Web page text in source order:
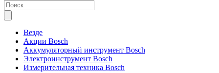
Везде
Акции Bosch
Аккумуляторный инструмент Bosch
Электроинструмент Bosch
Измерительная техника Bosch